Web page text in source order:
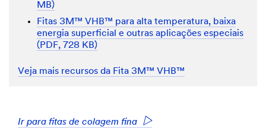
MB)
Fitas 3M™ VHB™ para alta temperatura, baixa
energia superficial e outras aplicações especiais
(PDF, 728 KB)
Veja mais recursos da Fita 3M™ VHB™
Ir para fitas de colagem fina